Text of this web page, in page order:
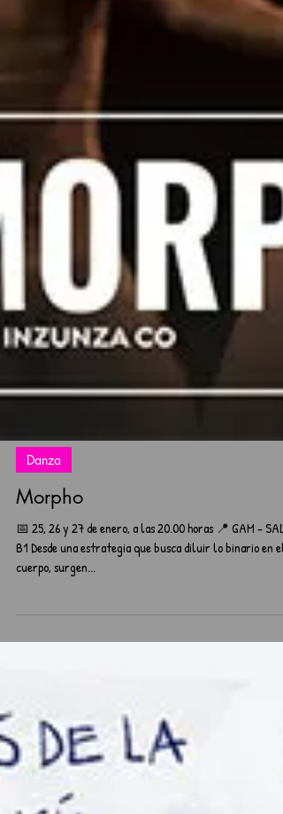
Danza
Morpho
📅 25, 26 y 27 de enero, a las 20.00 horas 📍 GAM - SALA
cuerpo, surgen...